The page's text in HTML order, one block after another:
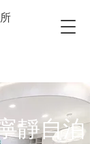
靜自泊